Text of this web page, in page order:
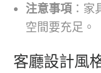
注意事項 ：
空間要充足。
客廳設計風